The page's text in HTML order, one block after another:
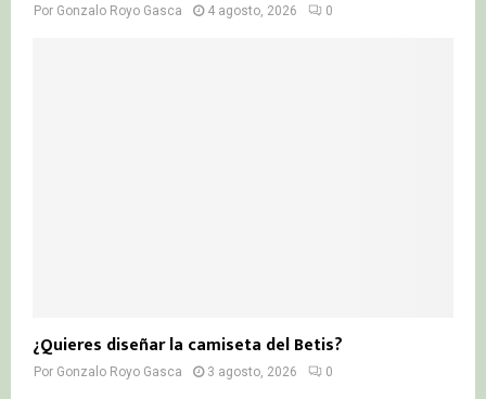
Por Gonzalo Royo Gasca 4 agosto, 2026 0
¿Quieres diseñar la camiseta del Betis?
Por Gonzalo Royo Gasca 3 agosto, 2026 0